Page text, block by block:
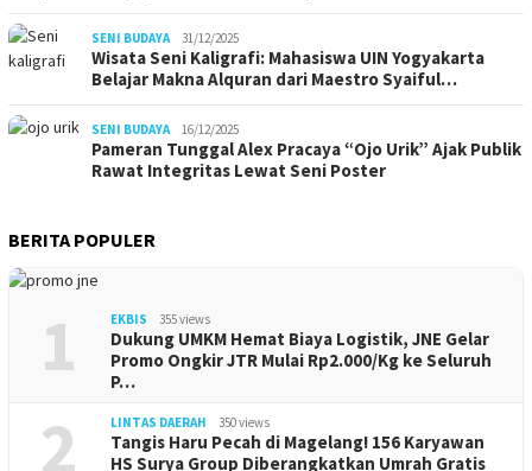
SENI BUDAYA 31/12/2025
Wisata Seni Kaligrafi: Mahasiswa UIN Yogyakarta
Belajar Makna Alquran dari Maestro Syaiful…
SENI BUDAYA 16/12/2025
Pameran Tunggal Alex Pracaya “Ojo Urik” Ajak Publik
Rawat Integritas Lewat Seni Poster
BERITA POPULER
1 EKBIS 355 views
Dukung UMKM Hemat Biaya Logistik, JNE Gelar
Promo Ongkir JTR Mulai Rp2.000/Kg ke Seluruh
P…
2 LINTAS DAERAH 350 views
Tangis Haru Pecah di Magelang! 156 Karyawan
HS Surya Group Diberangkatkan Umrah Gratis